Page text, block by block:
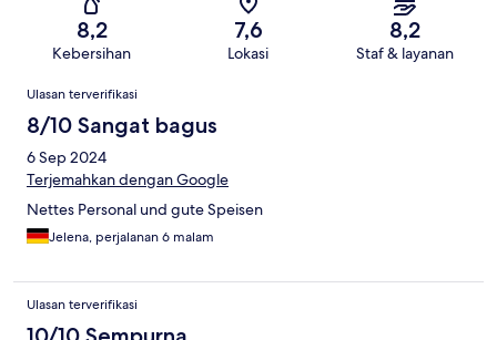
8,2
Kebersihan
7,6
Lokasi
8,2
Staf & layanan
Ulasan
Ulasan terverifikasi
8/10 Sangat bagus
6 Sep 2024
Terjemahkan dengan Google
Nettes Personal und gute Speisen
Jelena, perjalanan 6 malam
Ulasan terverifikasi